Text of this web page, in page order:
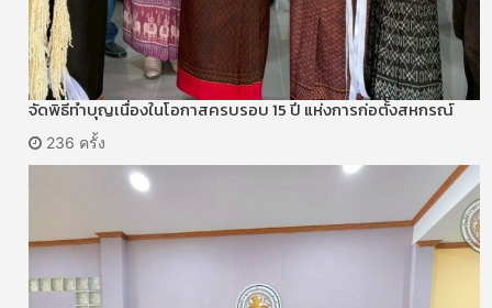
จัดพิธีทำบุญเนื่องในโอกาสครบรอบ 15 ปี แห่งการก่อตั้งสหกรณ์
236 ครั้ง